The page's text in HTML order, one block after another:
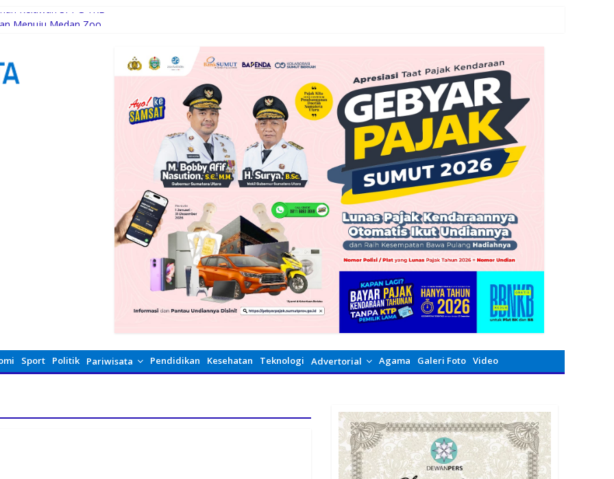
Relawan SPPG YKB
Balai, Tekankan Pentingnya Kekompakan Personel
Polres Tanjung Balai Patroli Blue Light Malam Hari
Sport Politik Pariwisata Pendidikan Kesehatan Teknologi Advertorial Agama Galeri Foto Video